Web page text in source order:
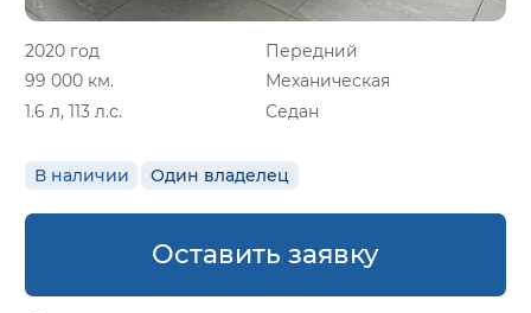
2020 год
Передний
99 000 км.
Механическая
1.6 л, 113 л.с.
Седан
В наличии Один владелец
Оставить заявку